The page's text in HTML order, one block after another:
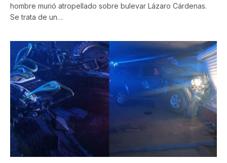
hombre murió atropellado sobre bulevar Lázaro Cárdenas.
Se trata de un…